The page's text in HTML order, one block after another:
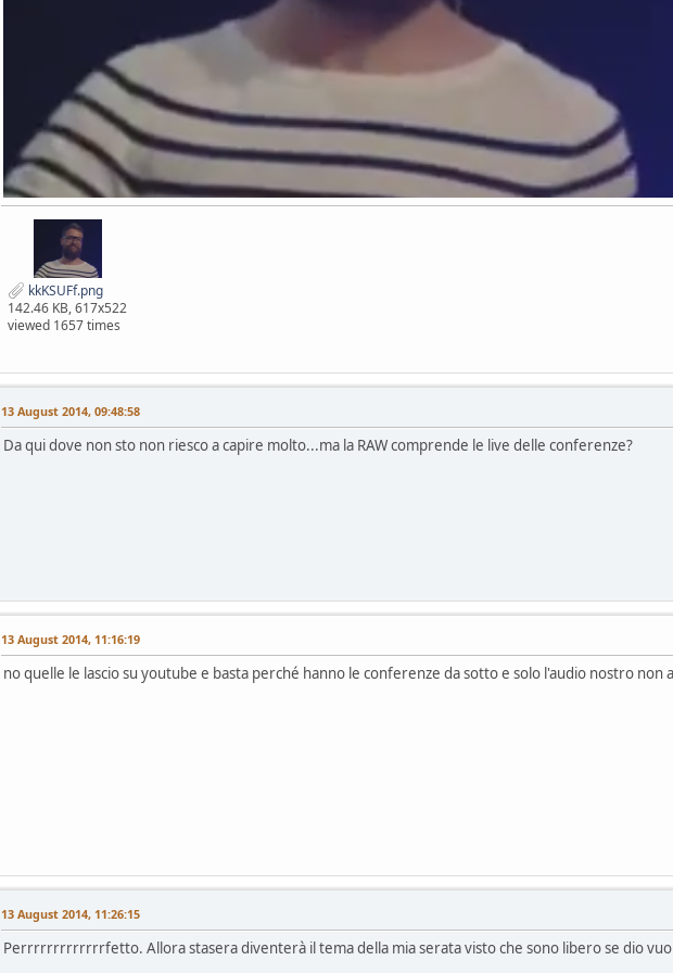
kkKSUFf.png
142.46 KB, 617x522
viewed 1657 times
13 August 2014, 09:48:58
Da qui dove non sto non riesco a capire molto...ma la RAW comprende le live delle conferenze?
13 August 2014, 11:16:19
no quelle le lascio su youtube e basta perché hanno le conferenze da sotto e solo l'audio nostro non
13 August 2014, 11:26:15
Perrrrrrrrrrrrrfetto. Allora stasera diventerà il tema della mia serata visto che sono libero se dio